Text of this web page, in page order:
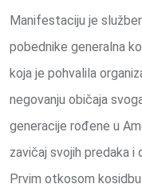
Manifestaciju je
pobednike generalna
koja je pohvalila
negovanju običaja
generacije rođene u
zavičaj svojih predaka i
Prvim otkosom